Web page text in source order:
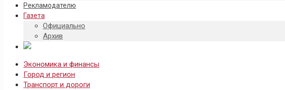
Рекламодателю
Газета
Официально
Архив
Экономика и финансы
Город и регион
Транспорт и дороги